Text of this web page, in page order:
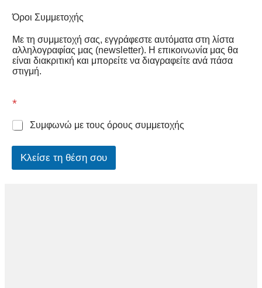
Όροι Συμμετοχής
Με τη συμμετοχή σας, εγγράφεστε αυτόματα στη λίστα
αλληλογραφίας μας (newsletter). Η επικοινωνία μας θα
είναι διακριτική και μπορείτε να διαγραφείτε ανά πάσα
στιγμή.
*
Συμφωνώ με τους όρους συμμετοχής
Κλείσε τη θέση σου